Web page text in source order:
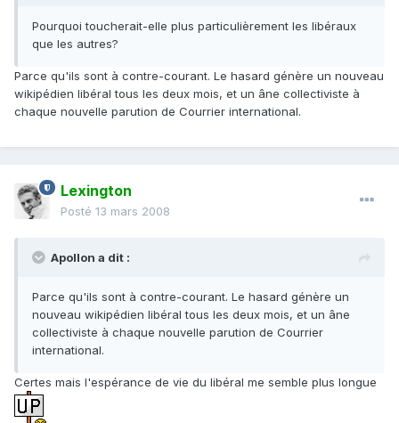
Pourquoi toucherait-elle plus particulièrement les libéraux
que les autres?
Parce qu'ils sont à contre-courant. Le hasard génère un nouveau
wikipédien libéral tous les deux mois, et un âne collectiviste à
chaque nouvelle parution de Courrier international.
Lexington
Posté 13 mars 2008
Apollon a dit :
Parce qu'ils sont à contre-courant. Le hasard génère un
nouveau wikipédien libéral tous les deux mois, et un âne
collectiviste à chaque nouvelle parution de Courrier
international.
Certes mais l'espérance de vie du libéral me semble plus longue